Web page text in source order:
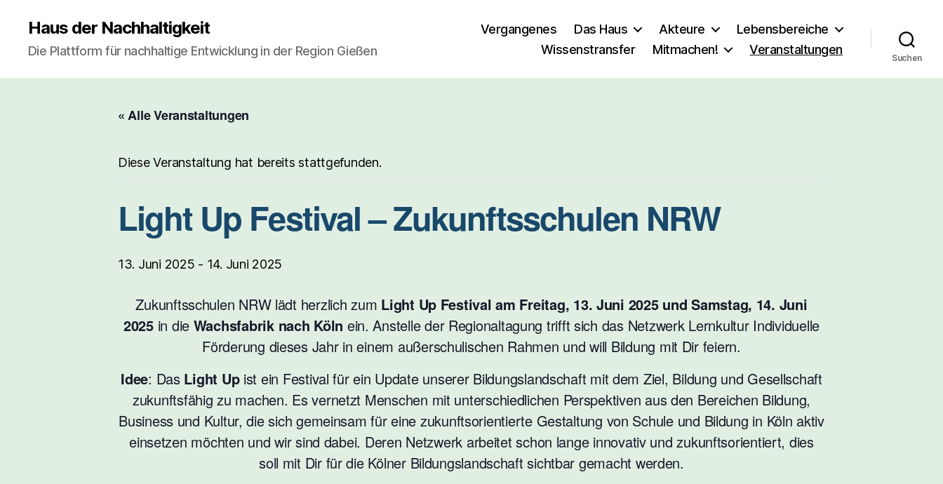
Haus der Nachhaltigkeit
Die Plattform für nachhaltige Entwicklung in der Region Gießen
Vergangenes Das Haus Akteure
Lebensbereiche
Wissenstransfer
Mitmachen! Veranstaltungen
Suchen
« Alle Veranstaltungen
Diese Veranstaltung hat bereits stattgefunden.
Light Up Festival – Zukunftsschulen NRW
13. Juni 2025 - 14. Juni 2025
Zukunftsschulen NRW lädt herzlich zum Light Up Festival am Freitag, 13. Juni 2025 und Samstag, 14. Juni
2025in die Wachsfabrik nach Köln ein. Anstelle der Regionaltagung trifft sich das Netzwerk Lernkultur Individuelle
Förderung dieses Jahr in einem außerschulischen Rahmen und will Bildung mit Dir feiern.
Idee: Das Light Upist ein Festival für ein Update unserer Bildungslandschaft mit dem Ziel, Bildung und Gesellschaft
zukunftsfähig zu machen. Es vernetzt Menschen mit unterschiedlichen Perspektiven aus den Bereichen Bildung,
Business und Kultur, die sich gemeinsam für eine zukunftsorientierte Gestaltung von Schule und Bildung in Köln aktiv
einsetzen möchten und wir sind dabei. Deren Netzwerk arbeitet schon lange innovativ und zukunftsorientiert, dies
soll mit Dir für die Kölner Bildungslandschaft sichtbar gemacht werden.